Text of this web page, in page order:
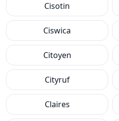
Cisotin
Ciswica
Citoyen
Cityruf
Claires